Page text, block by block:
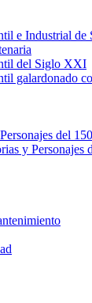
e Industrial de
del Siglo XXI
galardonado
del
y Personajes